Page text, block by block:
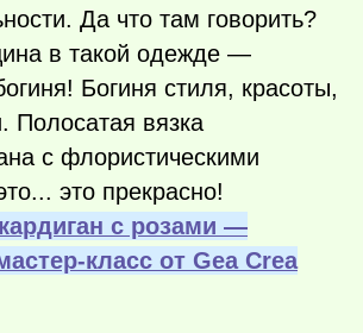
Да что там говорить?
в такой одежде —
Богиня стиля, красоты,
Полосатая вязка
с флористическими
это прекрасно!
с розами —
класс от Gea Crea